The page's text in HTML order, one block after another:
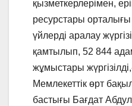
қызметкерлерімен,
ресурстары орталығы
үйлерді аралау
қамтылып, 52 844
жұмыстары
Мемлекеттік өрт
бастығы Бағдат